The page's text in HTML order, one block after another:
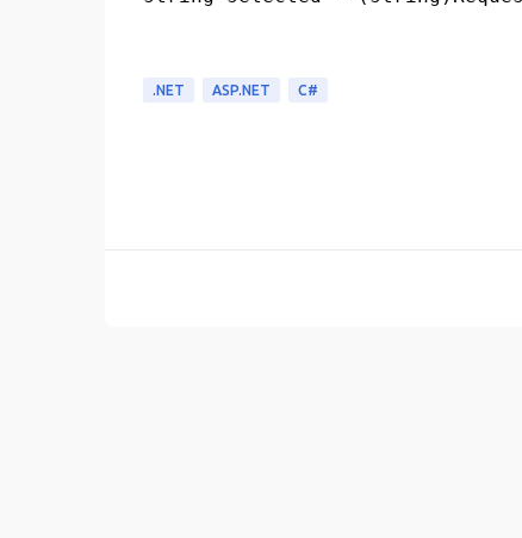
.NET ASP.NET C#